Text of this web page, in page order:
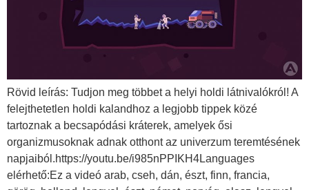
Rövid leírás: Tudjon meg többet a helyi holdi látnivalókról! A
felejthetetlen holdi kalandhoz a legjobb tippek közé
tartoznak a becsapódási kráterek, amelyek ősi
organizmusoknak adnak otthont az univerzum teremtésének
napjaiból.https://youtu.be/i985nPPIKH4Languages
elérhető:Ez a videó arab, cseh, dán, észt, finn, francia,